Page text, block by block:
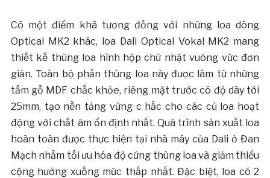
Có một điểm khá tương đồng với những loa dòng
Optical MK2 khác, loa Dali Optical Vokal MK2 mang
thiết kế thùng loa hình hộp chữ nhật vuông vức đơn
giản. Toàn bộ phần thùng loa này được làm từ những
tấm gỗ MDF chắc khỏe, riêng mặt trước có độ dày tới
25mm, tạo nền tảng vững c hắc cho các củ loa hoạt
động với chất âm ổn định nhất. Quá trình sản xuất loa
hoàn toàn được thực hiện tại nhà máy của Dali ở Đan
Mạch nhằm tối ưu hóa độ cứng thùng loa và giảm thiểu
cộng hưởng xuống mức thấp nhất. Đặc biệt, loa có 2